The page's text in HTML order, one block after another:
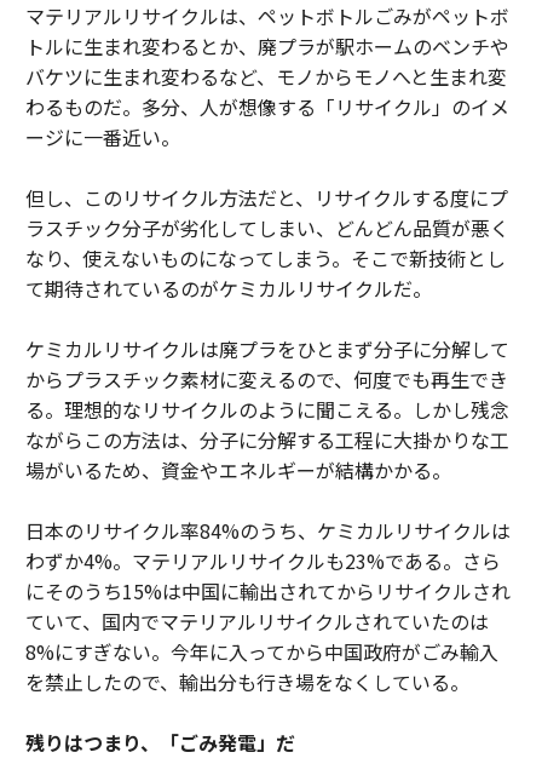
マテリアルリサイクルは、ペットボトルごみがペットボ
トルに生まれ変わるとか、廃プラが駅ホームのベンチや
バケツに生まれ変わるなど、モノからモノへと生まれ変
わるものだ。多分、人が想像する「リサイクル」のイメ
ージに一番近い。
但し、このリサイクル方法だと、リサイクルする度にプ
ラスチック分子が劣化してしまい、どんどん品質が悪く
なり、使えないものになってしまう。そこで新技術とし
て期待されているのがケミカルリサイクルだ。
ケミカルリサイクルは廃プラをひとまず分子に分解して
からプラスチック素材に変えるので、何度でも再生でき
る。理想的なリサイクルのように聞こえる。しかし残念
ながらこの方法は、分子に分解する工程に大掛かりな工
場がいるため、資金やエネルギーが結構かかる。
日本のリサイクル率84%のうち、ケミカルリサイクルは
わずか4%。マテリアルリサイクルも23%である。さら
にそのうち15%は中国に輸出されてからリサイクルされ
ていて、国内でマテリアルリサイクルされていたのは
8%にすぎない。今年に入ってから中国政府がごみ輸入
を禁止したので、輸出分も行き場をなくしている。
残りはつまり、「ごみ発電」だ